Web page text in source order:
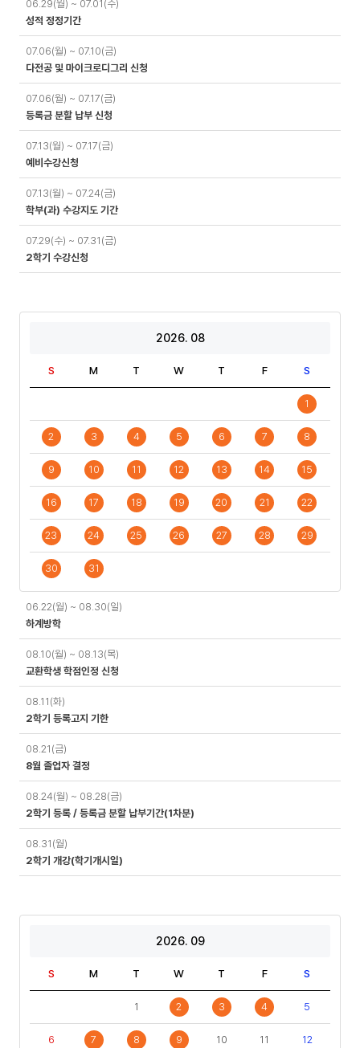
06.29(월) ~ 07.01(수)
성적 정정기간
07.06(월) ~ 07.10(금)
다전공 및 마이크로디그리 신청
07.06(월) ~ 07.17(금)
등록금 분할 납부 신청
07.13(월) ~ 07.17(금)
예비수강신청
07.13(월) ~ 07.24(금)
학부(과) 수강지도 기간
07.29(수) ~ 07.31(금)
2학기 수강신청
2026. 08
S M T W T F S
1
2 3 4 5 6 7 8
9 10 11 12 13 14 15
16 17 18 19 20 21 22
23 24 25 26 27 28 29
30 31
06.22(월) ~ 08.30(일)
하계방학
08.10(월) ~ 08.13(목)
교환학생 학점인정 신청
08.11(화)
2학기 등록고지 기한
08.21(금)
8월 졸업자 결정
08.24(월) ~ 08.28(금)
2학기 등록 / 등록금 분할 납부기간(1차분)
08.31(월)
2학기 개강(학기개시일)
2026. 09
S M T W T F S
1 2 3 4 5
6 7 8 9 10 11 12